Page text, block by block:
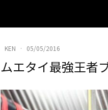
KEN · 05/05/2016
ムエタイ最強王者